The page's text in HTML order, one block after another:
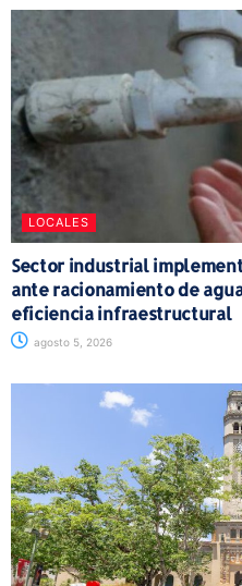
LOCALES
Sector industrial
ante racionamiento de
eficiencia infraestructural
agosto 5, 2026